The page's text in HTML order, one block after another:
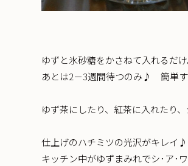
ゆずと氷砂糖をかさねて入れるだけ
あとは2－3週間待つのみ♪ 簡単す
ゆず茶にしたり、紅茶に入れたり、
仕上げのハチミツの光沢がキレイ♪
キッチン中がゆずまみれでシ･ア･